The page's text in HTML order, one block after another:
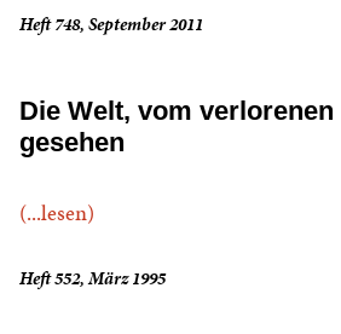
Heft 748, September 2011
Die Welt, vom
gesehen
(...lesen)
Heft 552, März 1995